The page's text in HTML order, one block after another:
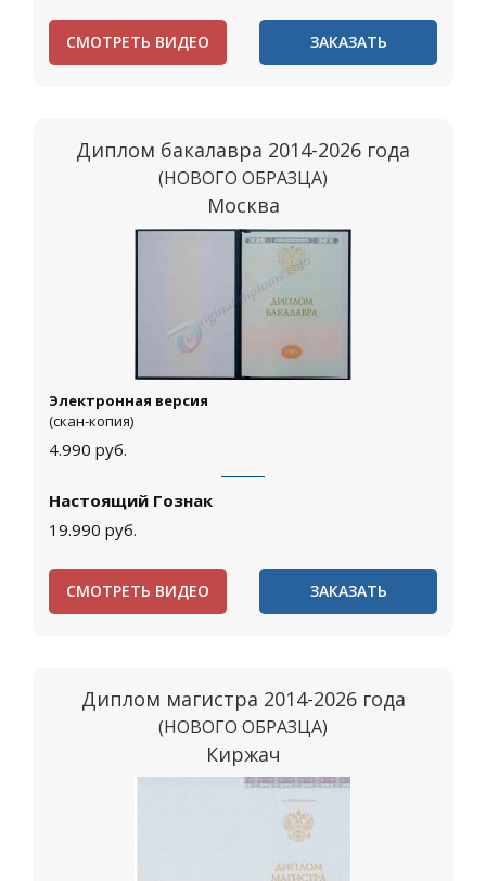
СМОТРЕТЬ ВИДЕО ЗАКАЗАТЬ
Диплом бакалавра 2014-2026 года
(НОВОГО ОБРАЗЦА)
Москва
Электронная версия
(скан-копия)
4.990 руб.
Настоящий Гознак
19.990 руб.
СМОТРЕТЬ ВИДЕО ЗАКАЗАТЬ
Диплом магистра 2014-2026 года
(НОВОГО ОБРАЗЦА)
Киржач